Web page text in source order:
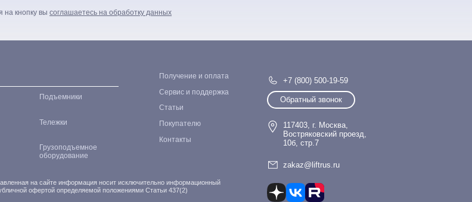
на кнопку вы соглашаетесь на обработку данных
Подъемники
Тележки
Грузоподъемное
оборудование
Получение и оплата
Сервис и поддержка
Статьи
Покупателю
Контакты
на сайте информация носит исключительно информационный
офертой определяемой положениями Статьи 437(2)
+7 (800) 500-19-59
Обратный звонок
117403, г. Москва,
Востряковский проезд,
10б, стр.7
zakaz@liftrus.ru